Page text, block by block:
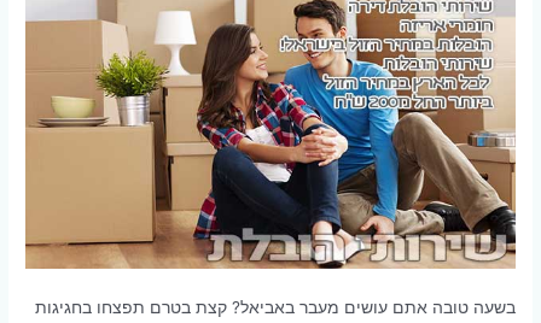
בשעה טובה אתם עושים מעבר באביאל? קצת בטרם תפצחו בחגיגות